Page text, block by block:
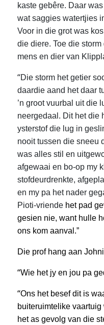
kaste gebêre. Daar
wat saggies watertjies
Voor in die grot was
die diere. Toe die
mens en dier van
“Die storm het getier
daardie aand het daar
’n groot vuurbal uit die
neergedaal. Dit het die
ysterstof die lug in
nooit tussen die sneeu
was alles stil en
afgewaai en bo-op my
stofdeurdrenkte,
en my pa het nader
Pioti-vriende het pad
gesien nie, want hulle
ons kom aanval.”
Die prof hang aan
“Wie het jy en jou pa
“Ons het besef dit is
buiteruimtelike
het as gevolg van die